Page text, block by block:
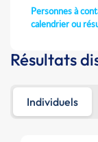
Personnes à
calendrier ou
Résultats
Individuels